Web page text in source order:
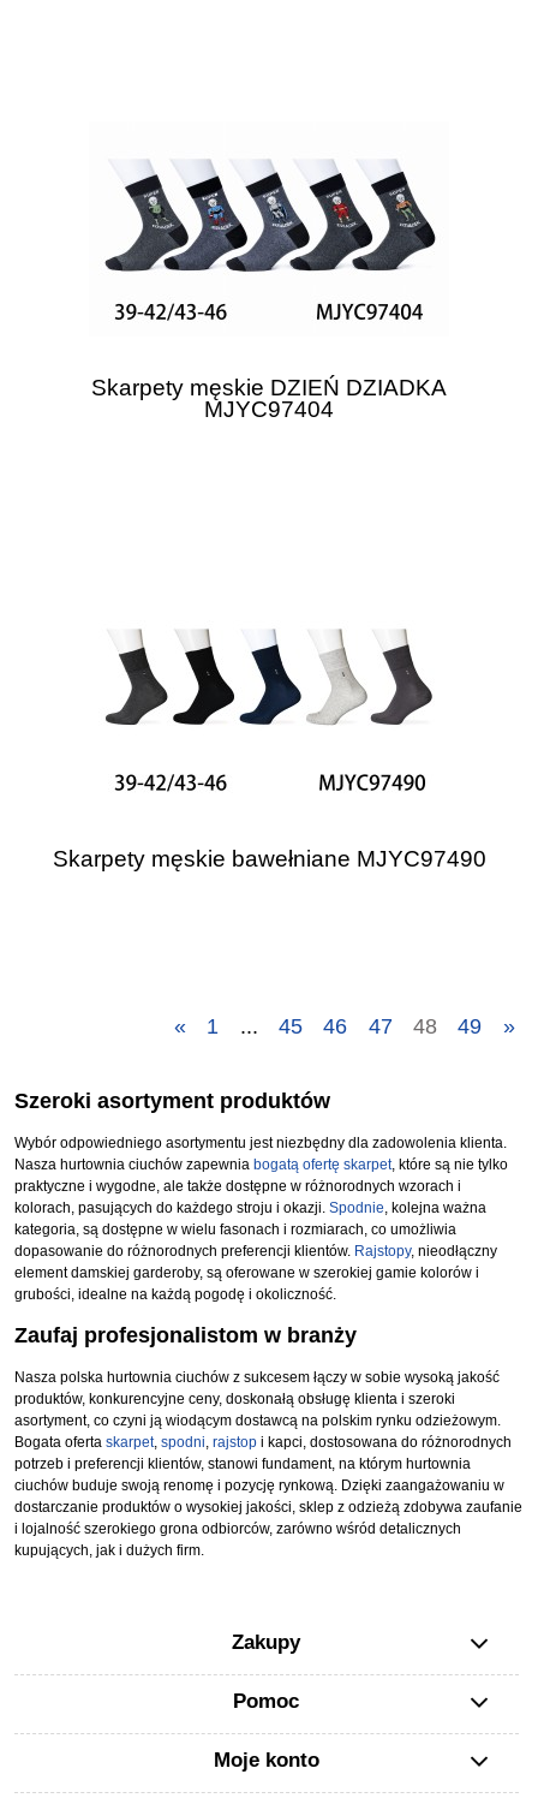
Skarpety męskie DZIEŃ DZIADKA
MJYC97404
Skarpety męskie bawełniane MJYC97490
« 1 ... 45 46 47 48 49 »
Szeroki asortyment produktów
Wybór odpowiedniego asortymentu jest niezbędny dla zadowolenia klienta.
Nasza hurtownia ciuchów zapewnia bogatą ofertę skarpet, które są nie tylko
praktyczne i wygodne, ale także dostępne w różnorodnych wzorach i
kolorach, pasujących do każdego stroju i okazji. Spodnie, kolejna ważna
kategoria, są dostępne w wielu fasonach i rozmiarach, co umożliwia
dopasowanie do różnorodnych preferencji klientów. Rajstopy, nieodłączny
element damskiej garderoby, są oferowane w szerokiej gamie kolorów i
grubości, idealne na każdą pogodę i okoliczność.
Zaufaj profesjonalistom w branży
Nasza polska hurtownia ciuchów z sukcesem łączy w sobie wysoką jakość
produktów, konkurencyjne ceny, doskonałą obsługę klienta i szeroki
asortyment, co czyni ją wiodącym dostawcą na polskim rynku odzieżowym.
Bogata oferta skarpet, spodni, rajstop i kapci, dostosowana do różnorodnych
potrzeb i preferencji klientów, stanowi fundament, na którym hurtownia
ciuchów buduje swoją renomę i pozycję rynkową. Dzięki zaangażowaniu w
dostarczanie produktów o wysokiej jakości, sklep z odzieżą zdobywa zaufanie
i lojalność szerokiego grona odbiorców, zarówno wśród detalicznych
kupujących, jak i dużych firm.
Zakupy
Pomoc
Moje konto